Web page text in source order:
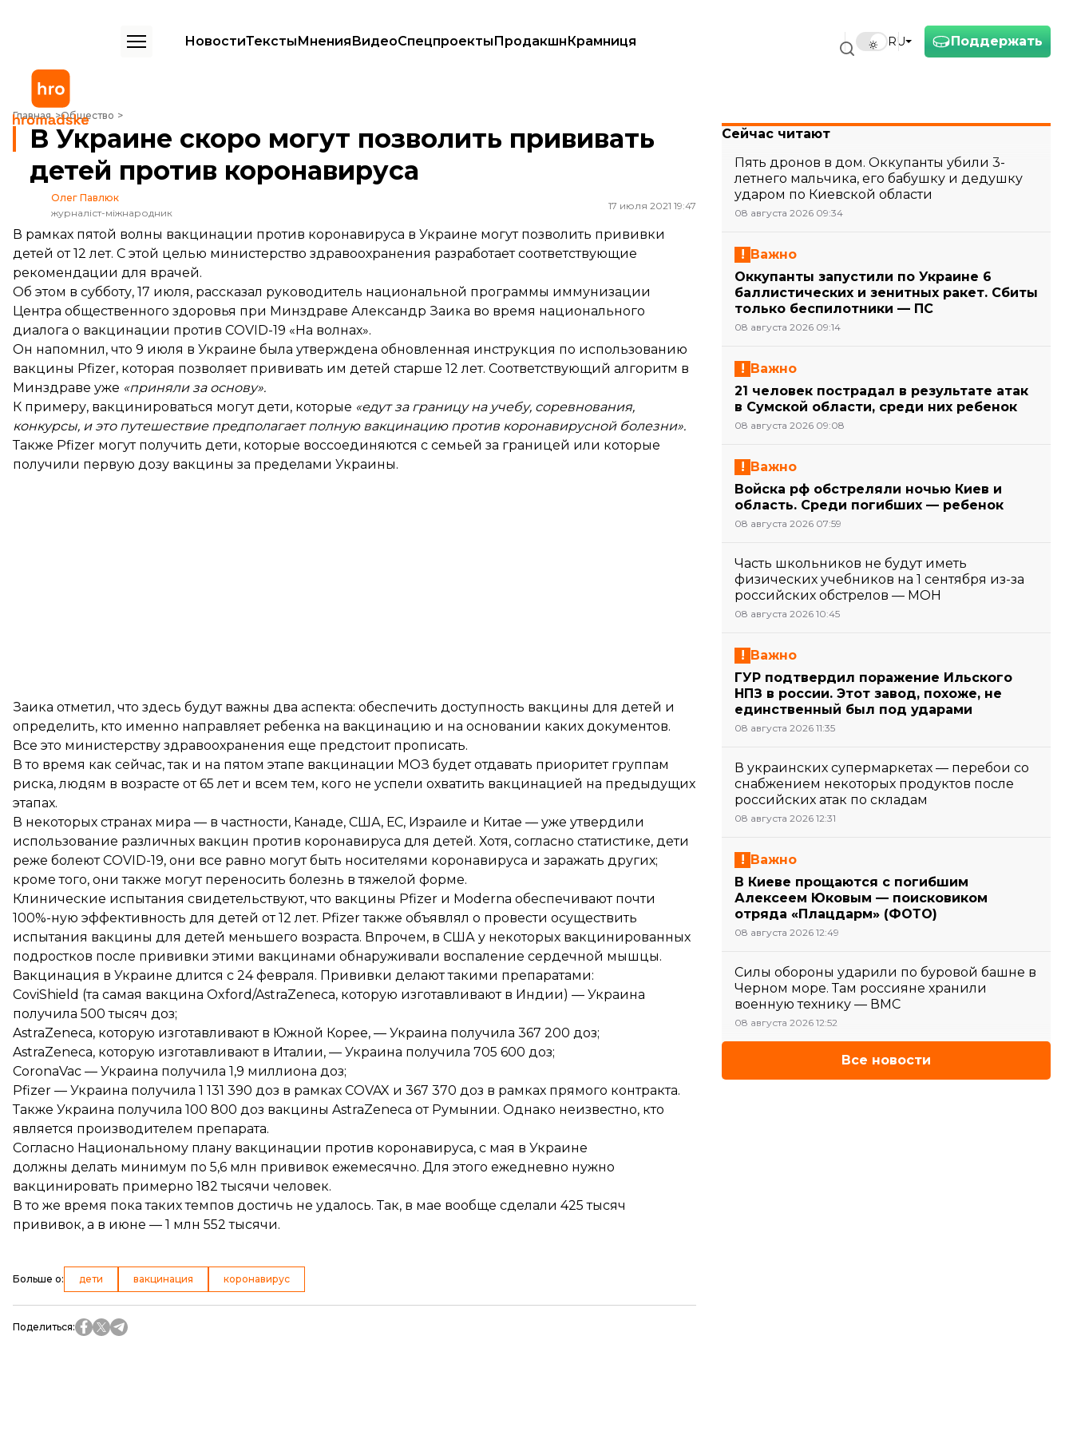
Поддержать
RU
НовостиТекстыМненияВидеоСпецпроектыПродакшнКрамниця
Главная Общество
В Украине скоро могут позволить прививать детей против коронавируса
В Украине скоро могут позволить прививать
детей против коронавируса
Олег Павлюк
журналіст-міжнародник
17 июля 2021 19:47
В рамках пятой волны вакцинации против коронавируса в Украине могут позволить прививки
детей от 12 лет. С этой целью министерство здравоохранения разработает соответствующие
рекомендации для врачей.
Об этом в субботу, 17 июля, рассказал руководитель национальной программы иммунизации
Центра общественного здоровья при Минздраве Александр Заика во время национального
диалога о вакцинации против COVID-19 «На волнах».
Он напомнил, что 9 июля в Украине была утверждена обновленная инструкция по использованию
вакцины Pfizer, которая позволяет прививать им детей старше 12 лет. Соответствующий алгоритм в
Минздраве уже «приняли за основу».
К примеру, вакцинироваться могут дети, которые «едут за границу на учебу, соревнования,
конкурсы, и это путешествие предполагает полную вакцинацию против коронавирусной болезни».
Также Pfizer могут получить дети, которые воссоединяются с семьей за границей или которые
получили первую дозу вакцины за пределами Украины.
Заика отметил, что здесь будут важны два аспекта: обеспечить доступность вакцины для детей и
определить, кто именно направляет ребенка на вакцинацию и на основании каких документов.
Все это министерству здравоохранения еще предстоит прописать.
В то время как сейчас, так и на пятом этапе вакцинации МОЗ будет отдавать приоритет группам
риска, людям в возрасте от 65 лет и всем тем, кого не успели охватить вакцинацией на предыдущих
этапах.
В некоторых странах мира — в частности, Канаде, США, ЕС, Израиле и Китае — уже утвердили
использование различных вакцин против коронавируса для детей. Хотя, согласно статистике, дети
реже болеют COVID-19, они все равно могут быть носителями коронавируса и заражать других;
кроме того, они также могут переносить болезнь в тяжелой форме.
Клинические испытания свидетельствуют, что вакцины Pfizer и Moderna обеспечивают почти
100%-ную эффективность для детей от 12 лет. Pfizer также объявлял о провести осуществить
испытания вакцины для детей меньшего возраста. Впрочем, в США у некоторых вакцинированных
подростков после прививки этими вакцинами обнаруживали воспаление сердечной мышцы.
Вакцинация в Украине длится с 24 февраля. Прививки делают такими препаратами:
CoviShield (та самая вакцина Oxford/AstraZeneca, которую изготавливают в Индии) — Украина
получила 500 тысяч доз;
AstraZeneca, которую изготавливают в Южной Корее, — Украина получила 367 200 доз;
AstraZeneca, которую изготавливают в Италии, — Украина получила 705 600 доз;
CoronaVac — Украина получила 1,9 миллиона доз;
Pfizer — Украина получила 1 131 390 доз в рамках COVAX и 367 370 доз в рамках прямого контракта.
Также Украина получила 100 800 доз вакцины AstraZeneca от Румынии. Однако неизвестно, кто
является производителем препарата.
Согласно Национальному плану вакцинации против коронавируса, с мая в Украине
должны делать минимум по 5,6 млн прививок ежемесячно. Для этого ежедневно нужно
вакцинировать примерно 182 тысячи человек.
В то же время пока таких темпов достичь не удалось. Так, в мае вообще сделали 425 тысяч
прививок, а в июне — 1 млн 552 тысячи.
Больше о: дети вакцинация коронавирус
Поделиться:
Сейчас читают
Пять дронов в дом. Оккупанты убили 3-
летнего мальчика, его бабушку и дедушку
ударом по Киевской области
08 августа 2026 09:34
Важно
Оккупанты запустили по Украине 6
баллистических и зенитных ракет. Сбиты
только беспилотники — ПС
08 августа 2026 09:14
Важно
21 человек пострадал в результате атак
в Сумской области, среди них ребенок
08 августа 2026 09:08
Важно
Войска рф обстреляли ночью Киев и
область. Среди погибших — ребенок
08 августа 2026 07:59
Часть школьников не будут иметь
физических учебников на 1 сентября из-за
российских обстрелов — МОН
08 августа 2026 10:45
Важно
ГУР подтвердил поражение Ильского
НПЗ в россии. Этот завод, похоже, не
единственный был под ударами
08 августа 2026 11:35
В украинских супермаркетах — перебои со
снабжением некоторых продуктов после
российских атак по складам
08 августа 2026 12:31
Важно
В Киеве прощаются с погибшим
Алексеем Юковым — поисковиком
отряда «Плацдарм» (ФОТО)
08 августа 2026 12:49
Силы обороны ударили по буровой башне в
Черном море. Там россияне хранили
военную технику — ВМС
08 августа 2026 12:52
Все новости